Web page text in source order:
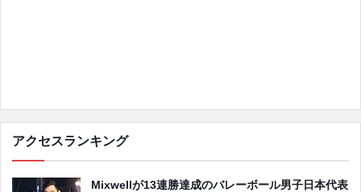
アクセスランキング
Mixwellが13連勝達成のバレーボール男子日本代表